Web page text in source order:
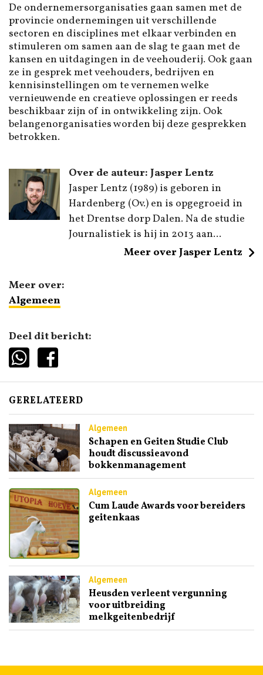
De ondernemersorganisaties gaan samen met de
provincie ondernemingen uit verschillende
sectoren en disciplines met elkaar verbinden en
stimuleren om samen aan de slag te gaan met de
kansen en uitdagingen in de veehouderij. Ook gaan
ze in gesprek met veehouders, bedrijven en
kennisinstellingen om te vernemen welke
vernieuwende en creatieve oplossingen er reeds
beschikbaar zijn of in ontwikkeling zijn. Ook
belangenorganisaties worden bij deze gesprekken
betrokken.
Over de auteur: Jasper Lentz
Jasper Lentz (1989) is geboren in
Hardenberg (Ov.) en is opgegroeid in
het Drentse dorp Dalen. Na de studie
Journalistiek is hij in 2013 aan...
Meer over Jasper Lentz
Meer over:
Algemeen
Deel dit bericht:
GERELATEERD
Algemeen
Schapen en Geiten Studie Club
houdt discussieavond
bokkenmanagement
Algemeen
Cum Laude Awards voor bereiders
geitenkaas
Algemeen
Heusden verleent vergunning
voor uitbreiding
melkgeitenbedrijf